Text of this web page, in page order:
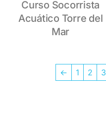
Curso Socorrista
Acuático Torre del
Mar
← 1 2 3